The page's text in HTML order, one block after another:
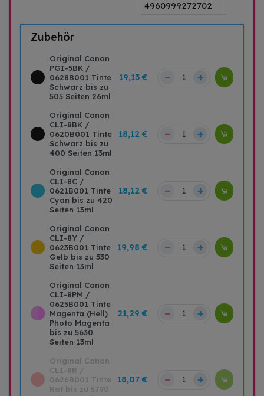
4960999272702
Zubehör
Original Canon
PGI-5BK /
0628B001 Tinte
Schwarz bis zu
505 Seiten 26ml
19,13 € – +
Original Canon
CLI-8BK /
0620B001 Tinte
Schwarz bis zu
400 Seiten 13ml
18,12 € – +
Original Canon
CLI-8C /
0621B001 Tinte
Cyan bis zu 420
Seiten 13ml
18,12 € – +
Original Canon
CLI-8Y /
0623B001 Tinte
Gelb bis zu 530
Seiten 13ml
19,98 € – +
Original Canon
CLI-8PM /
0625B001 Tinte
Magenta (Hell)
Photo Magenta
bis zu 5630
Seiten 13ml
21,29 € – +
Original Canon
CLI-8R /
0626B001 Tinte
Rot bis zu 5790
18,07 € – +